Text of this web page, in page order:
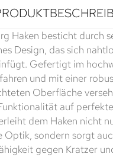
Haken besticht durch
Design, das sich
Gefertigt im
und mit einer
Oberfläche
auf
dem Haken nicht
Optik, sondern sorgt
gegen Kratzer